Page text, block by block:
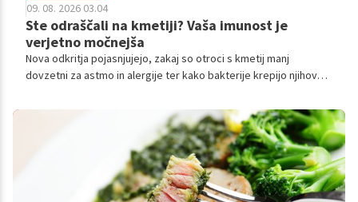
09. 08. 2026 03.04
Ste odraščali na kmetiji? Vaša imunost je
verjetno močnejša
Nova odkritja pojasnjujejo, zakaj so otroci s kmetij manj
dovzetni za astmo in alergije ter kako bakterije krepijo njihovo